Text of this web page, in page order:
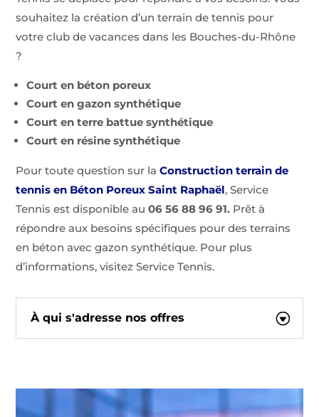
souhaitez la création d’un terrain de tennis pour
votre club de vacances dans les Bouches-du-Rhône
?
Court en béton poreux
Court en gazon synthétique
Court en terre battue synthétique
Court en résine synthétique
Pour toute question sur la Construction terrain de
tennis en Béton Poreux Saint Raphaël, Service
Tennis est disponible au06 56 88 96 91. Prêt à
répondre aux besoins spécifiques pour des terrains
en béton avec gazon synthétique. Pour plus
d’informations, visitez Service Tennis.
À qui s'adresse nos offres